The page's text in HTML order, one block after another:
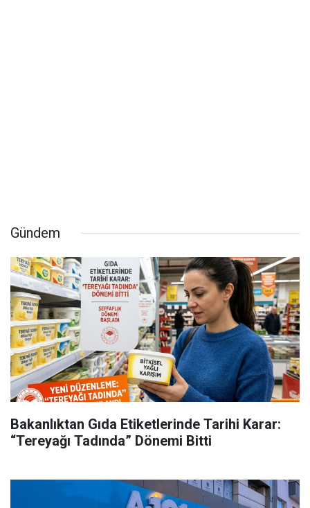
Gündem
Bakanlıktan Gıda Etiketlerinde Tarihi Karar:
“Tereyağı Tadında” Dönemi Bitti